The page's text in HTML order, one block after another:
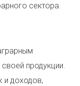
сектора.
продукции.
и доходов,